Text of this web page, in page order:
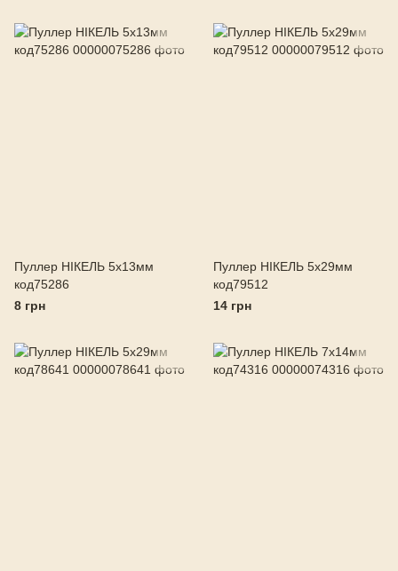
Пуллер НІКЕЛЬ 5х13мм
код75286
8 грн
Пуллер НІКЕЛЬ 5х29мм
код79512
14 грн